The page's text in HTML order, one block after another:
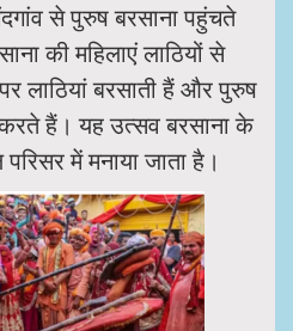
से पुरुष बरसाना पहुंचते
की महिलाएं लाठियों से
लाठियां बरसाती हैं और पुरुष
हैं। यह उत्सव बरसाना के
परिसर में मनाया जाता है।